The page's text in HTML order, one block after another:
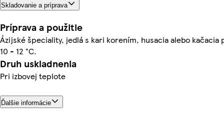
Skladovanie a príprava
Príprava a použitie
Ázijské špeciality, jedlá s kari korením, husacia alebo kačacia
10 - 12 °C.
Druh uskladnenia
Pri izbovej teplote
Ďalšie informácie